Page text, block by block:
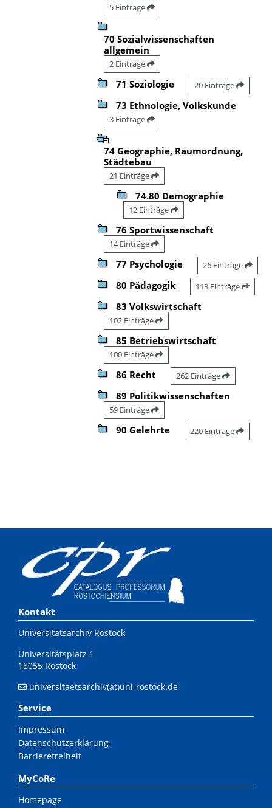
5 Einträge
70 Sozialwissenschaften
allgemein
2 Einträge
71 Soziologie 20 Einträge
73 Ethnologie, Volkskunde
3 Einträge
74 Geographie, Raumordnung,
Städtebau
21 Einträge
74.80 Demographie
12 Einträge
76 Sportwissenschaft
14 Einträge
77 Psychologie 26 Einträge
80 Pädagogik 113 Einträge
83 Volkswirtschaft
102 Einträge
85 Betriebswirtschaft
100 Einträge
86 Recht 262 Einträge
89 Politikwissenschaften
59 Einträge
90 Gelehrte 220 Einträge
Kontakt
Universitätsarchiv Rostock
Universitätsplatz 1
18055 Rostock
universitaetsarchiv(at)uni-rostock.de
Service
Impressum
Datenschutzerklärung
Barrierefreiheit
MyCoRe
Homepage